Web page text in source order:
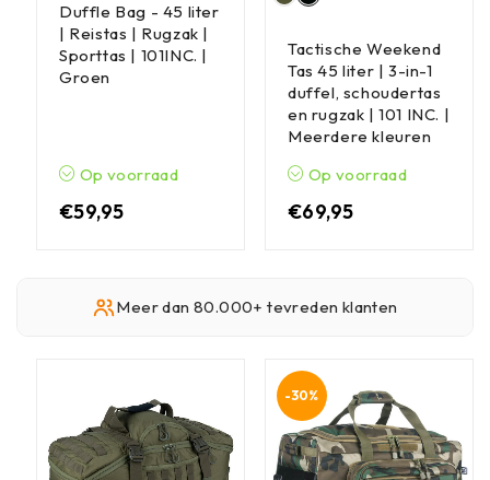
Duffle Bag - 45 liter
| Reistas | Rugzak |
Sporttas | 101INC. |
Groen
Op voorraad
€59,95
Tactische Weekend
Tas 45 liter | 3-in-1
duffel, schoudertas
en rugzak | 101 INC. |
Meerdere kleuren
Op voorraad
€69,95
Meer dan 80.000+ tevreden klanten
-30%